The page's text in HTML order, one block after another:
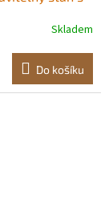
a přátele
Skladem
Do košíku